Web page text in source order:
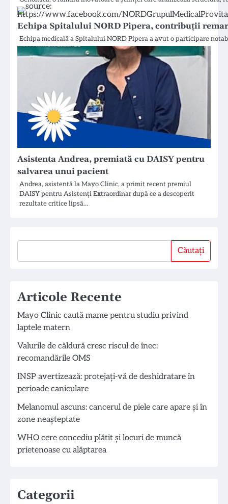
Echipa Spitalului NORD Pipera, contribuții
Echipa medicală a Spitalului NORD Pipera a avut o participare
Asistenta Andrea, premiată cu DAISY pentru
salvarea unui pacient
Andrea, asistentă la Mayo Clinic, a primit recent premiul
DAISY pentru Asistenţi Extraordinar după ce a descoperit
rezultate critice lipsă…
Căutați
Articole Recente
Mayo Clinic caută mame pentru studiu privind
laptele matern
Valurile de căldură cresc riscul de înec:
recomandările OMS
INSP avertizează: protejați-vă de deshidratare în
perioade caniculare
Melanomul ascuns: cancerul de piele care apare și în
zone neașteptate
WHO cere concediu plătit și locuri de muncă
prietenoase cu alăptarea
Categorii